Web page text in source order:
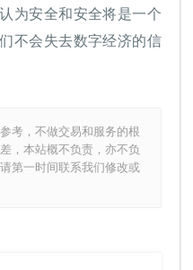
为安全和安全将是一个
不会失去数字经济的信
考，不做交易和服务的根
，本站概不负责，亦不负
第一时间联系我们修改或